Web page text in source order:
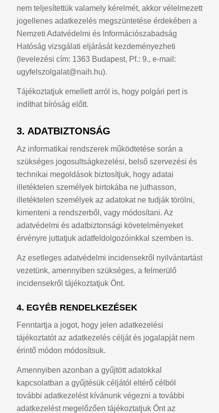
nem teljesítettük valamely kérelmét, akkor vélelmezett
jogellenes adatkezelés megszüntetése érdekében a
Nemzeti Adatvédelmi és Információszabadság
Hatóság vizsgálati eljárását kezdeményezheti
(levelezési cím: 1363 Budapest, Pf.: 9., e-mail:
ugyfelszolgalat@naih.hu).
Tájékoztatjuk emellett arról is, hogy polgári pert is
indíthat bíróság előtt.
3. ADATBIZTONSÁG
Az informatikai rendszerek működtetése során a
szükséges jogosultságkezelési, belső szervezési és
technikai megoldások biztosítjuk, hogy adatai
illetéktelen személyek birtokába ne juthasson,
illetéktelen személyek az adatokat ne tudják törölni,
kimenteni a rendszerből, vagy módosítani. Az
adatvédelmi és adatbiztonsági követelményeket
érvényre juttatjuk adatfeldolgozóinkkal szemben is.
Az esetleges adatvédelmi incidensekről nyilvántartást
vezetünk, amennyiben szükséges, a felmerülő
incidensekről tájékoztatjuk Önt.
4. EGYÉB RENDELKEZÉSEK
Fenntartja a jogot, hogy jelen adatkezelési
tájékoztatót az adatkezelés célját és jogalapját nem
érintő módon módosítsuk.
Amennyiben azonban a gyűjtött adatokkal
kapcsolatban a gyűjtésük céljától eltérő célból
további adatkezelést kívánunk végezni a további
adatkezelést megelőzően tájékoztatjuk Önt az